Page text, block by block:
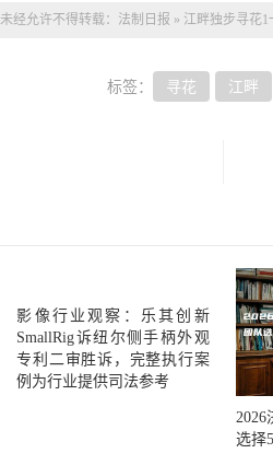
未经允许不得转载： 法制日报 » 江畔独步寻花
标签： 寻花 江畔
影像行业观察：乐其创新
SmallRig诉纽尔侧手柄外观
专利二审胜诉，完整执行案
例为行业提供司法参考
选择